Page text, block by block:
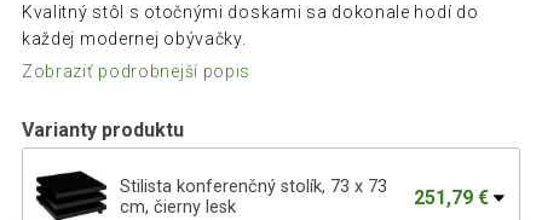
Kvalitný stôl s otočnými doskami sa dokonale hodí do
každej modernej obývačky.
Zobraziť podrobnejší popis
Varianty produktu
Stilista konferenčný stolík, 73 x 73
cm, čierny lesk
251,79 €